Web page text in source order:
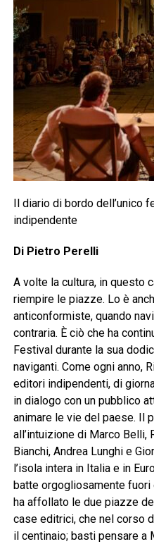
Il diario di bordo dell’unico
indipendente
Di Pietro Perelli
A volte la cultura, in questo
riempire le piazze. Lo è
anticonformiste, quando
contraria. È ciò che ha
Festival durante la sua
naviganti. Come ogni anno,
editori indipendenti, di
in dialogo con un pubblico
animare le vie del paese. Il
all’intuizione di Marco Belli,
Bianchi, Andrea Lunghi e
l’isola intera in Italia e in
batte orgogliosamente
ha affollato le due piazze
case editrici, che nel corso
il centinaio; basti pensare a